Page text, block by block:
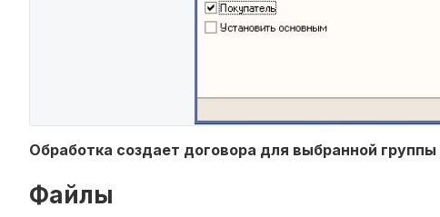
Обработка создает договора для выбранной
Файлы